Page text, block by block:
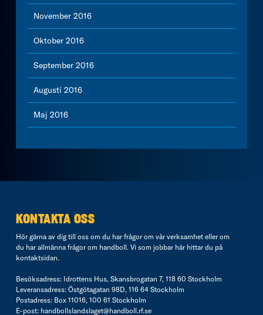
November 2016
Oktober 2016
September 2016
Augusti 2016
Maj 2016
KONTAKTA OSS
Hör gärna av dig till oss om du har frågor om vår verksamhet eller om
du har allmänna frågor om handboll. Vi som jobbar här hittar du på
kontaktsidan.
Besöksadress: Idrottens Hus, Skansbrogatan 7, 118 60 Stockholm
Leveransadress: Östgötagatan 98D, 116 64 Stockholm
Postadress: Box 11016, 100 61 Stockholm
E-post: handbollslandslaget@handboll.rf.se